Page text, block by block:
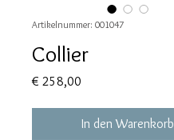
Artikelnummer: 001047
Collier
€ 258,00
In den Warenkorb